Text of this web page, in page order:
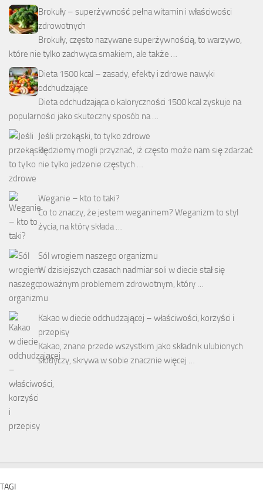
Brokuły – superżywność pełna witamin i właściwości
zdrowotnych
Brokuły, często nazywane superżywnością, to warzywo,
które nie tylko zachwyca smakiem, ale także …
Dieta 1500 kcal – zasady, efekty i zdrowe nawyki
odchudzające
Dieta odchudzająca o kaloryczności 1500 kcal zyskuje na
popularności jako skuteczny sposób na …
Jeśli przekąski, to tylko zdrowe
Będziemy mogli przyznać, iż często może nam się zdarzać
nie tylko jedzenie częstych …
Weganie – kto to taki?
Co to znaczy, że jestem weganinem? Weganizm to styl
życia, na który składa …
Sól wrogiem naszego organizmu
W dzisiejszych czasach nadmiar soli w diecie stał się
poważnym problemem zdrowotnym, który …
Kakao w diecie odchudzającej – właściwości, korzyści i
przepisy
Kakao, znane przede wszystkim jako składnik ulubionych
słodyczy, skrywa w sobie znacznie więcej …
TAGI